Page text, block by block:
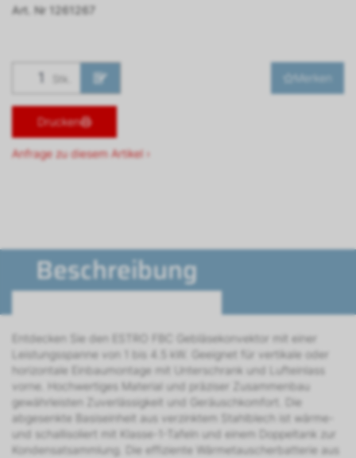
Art. Nr 1261267
Stk. Merken
Drucken
Anfrage zu diesem Artikel ›
Beschreibung
Entdecken Sie den ESTRO FBC Gebläsekonvektor mit einer
Leistungsspanne von 1 bis 4.5 kW. Geeignet für vertikale oder
horizontale Einbaumontage mit Unterschrank und Lufteinlass
vorne. Hochwertiges Material und präziser Zusammenbau
gewährleisten Zuverlässigkeit und Geräuschkomfort. Die
abgesenkte Basiseinheit aus verzinktem Stahlblech ist wärme-
und schallisoliert mit Klasse-1-Tafeln und einem Doppeltank zur
Kondensatsammlung. Die effiziente Wärmetauscherbatterie aus